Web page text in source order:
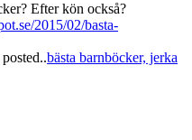
Efter kön också?
2015/02/basta-
bästa barnböcker, jerka